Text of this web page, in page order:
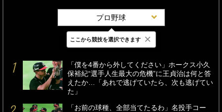
プロ野球
最新 24時間 週間
「僕を4番から外してください」ホークス小久
保裕紀“選手人生最大の危機”に王貞治は何と答
えたか…「あれで逃げていたら、次も逃げてい
た」
「お前の球種、全部当てたるわ」名投手コー
ここから競技を選択できます ×